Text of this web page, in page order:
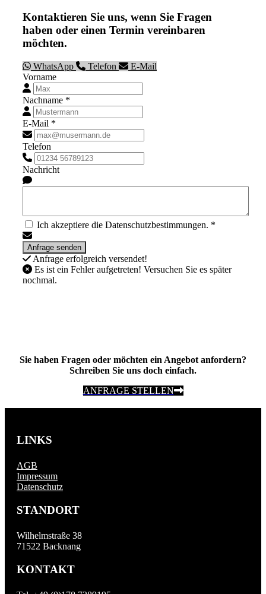
Kontaktieren Sie uns, wenn Sie Fragen
haben oder einen Termin vereinbaren
möchten.
WhatsApp Telefon
E-Mail
Vorname
Nachname *
E-Mail *
Telefon
Nachricht
Ich akzeptiere die Datenschutzbestimmungen. *
Anfrage erfolgreich versendet!
Es ist ein Fehler aufgetreten! Versuchen Sie es später
nochmal.
Sie haben Fragen oder möchten ein Angebot anfordern?
Schreiben Sie uns doch einfach.
ANFRAGE STELLEN
LINKS
AGB
Impressum
Datenschutz
STANDORT
Wilhelmstraße 38
71522 Backnang
KONTAKT